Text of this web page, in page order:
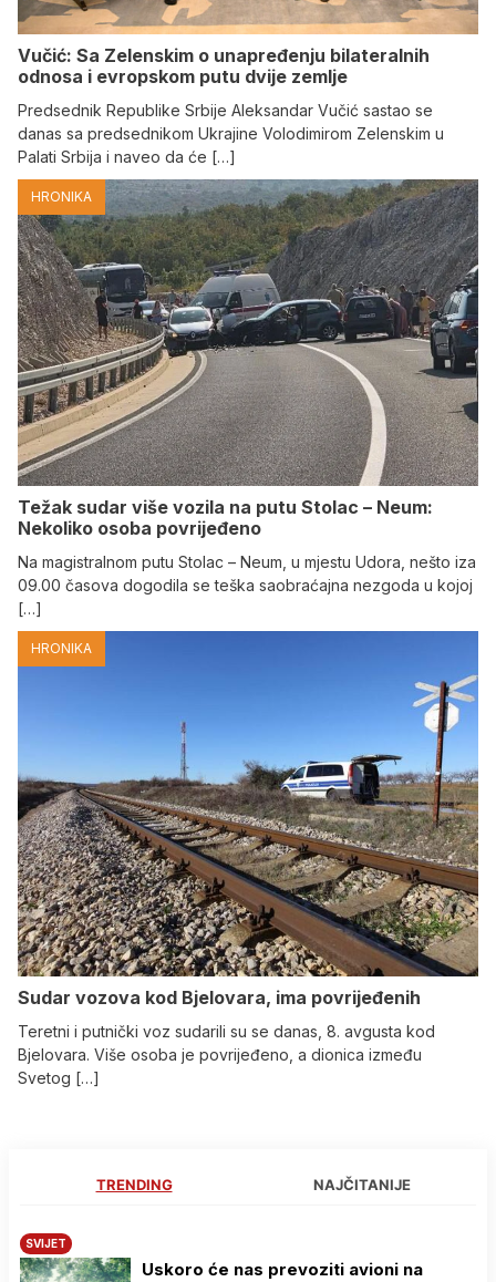
Vučić: Sa Zelenskim o unapređenju bilateralnih
odnosa i evropskom putu dvije zemlje
Predsednik Republike Srbije Aleksandar Vučić sastao se
danas sa predsednikom Ukrajine Volodimirom Zelenskim u
Palati Srbija i naveo da će […]
HRONIKA
Težak sudar više vozila na putu Stolac – Neum:
Nekoliko osoba povrijeđeno
Na magistralnom putu Stolac – Neum, u mjestu Udora, nešto iza
09.00 časova dogodila se teška saobraćajna nezgoda u kojoj
[…]
HRONIKA
Sudar vozova kod Bjelovara, ima povrijeđenih
Teretni i putnički voz sudarili su se danas, 8. avgusta kod
Bjelovara. Više osoba je povrijeđeno, a dionica između
Svetog […]
TRENDING NAJČITANIJE
SVIJET
Uskoro će nas prevoziti avioni na